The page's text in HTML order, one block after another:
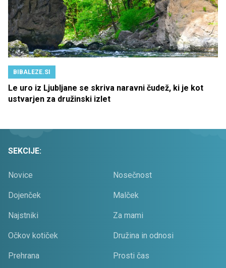
BIBALEZE.SI
Le uro iz Ljubljane se skriva naravni čudež, ki je kot
ustvarjen za družinski izlet
SEKCIJE:
Novice Nosečnost
Dojenček Malček
Najstniki Za mami
Očkov kotiček Družina in odnosi
Prehrana Prosti čas